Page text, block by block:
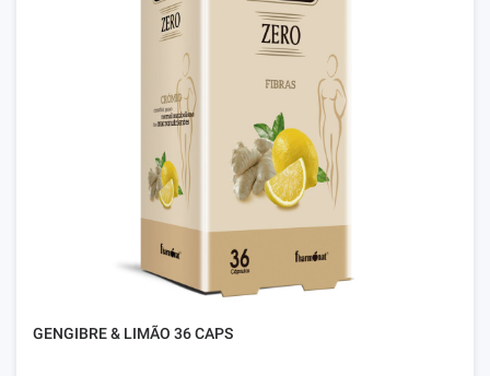
GENGIBRE & LIMÃO 36 CAPS